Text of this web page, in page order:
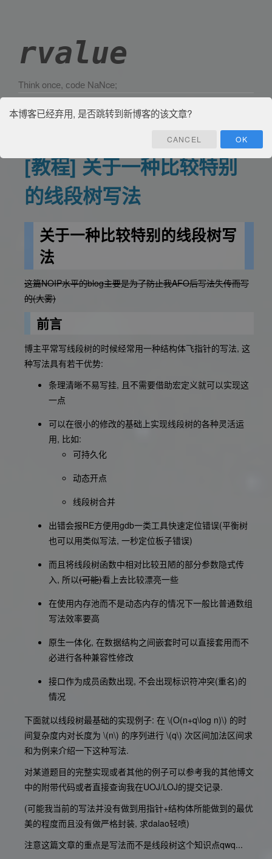
rvalue
Τhіnk οncе, сοdе ΝаΝcе;
博客园 首页 联系 管理
[教程] 关于一种比较特别
的线段树写法
关于一种比较特别的线段树写
法
这篇NOIP水平的blog主要是为了防止我AFO后写法失传而写
的(大雾)
前言
博主平常写线段树的时候经常用一种结构体飞指针的写法, 这
种写法具有若干优势:
条理清晰不易写挂, 且不需要借助宏定义就可以实现这
一点
可以在很小的修改的基础上实现线段树的各种灵活运
用, 比如:
可持久化
动态开点
线段树合并
出错会报RE方便用gdb一类工具快速定位错误(平衡树
也可以用类似写法, 一秒定位板子错误)
而且将线段树函数中相对比较丑陋的部分参数隐式传
入, 所以(可能)看上去比较漂亮一些
在使用内存池而不是动态内存的情况下一般比普通数组
写法效率要高
原生一体化, 在数据结构之间嵌套时可以直接套用而不
必进行各种兼容性修改
接口作为成员函数出现, 不会出现标识符冲突(重名)的
情况
下面就以线段树最基础的实现例子: 在 \(O(n+q\log n)\) 的时
间复杂度内对长度为 \(n\) 的序列进行 \(q\) 次区间加法区间求
和为例来介绍一下这种写法.
对某道题目的完整实现或者其他的例子可以参考我的其他博文
中的附带代码或者直接查询我在UOJ/LOJ的提交记录.
(可能我当前的写法并没有做到用指针+结构体所能做到的最优
美的程度而且没有做严格封装, 求dalao轻喷)
注意这篇文章的重点是写法而不是线段树这个知识点qwq...
本博客已经弃用, 是否跳转到新博客的该文章?
OK
CANCEL